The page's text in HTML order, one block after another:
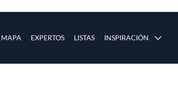
MAPA EXPERTOS LISTAS INSPIRACIÓN